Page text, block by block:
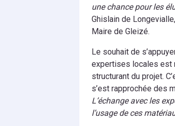
une chance pour les
Ghislain de Longevialle,
Maire de Gleizé.
Le souhait de
expertises locales est
structurant du projet.
s’est rapprochée des
L’échange avec les
l’usage de ces